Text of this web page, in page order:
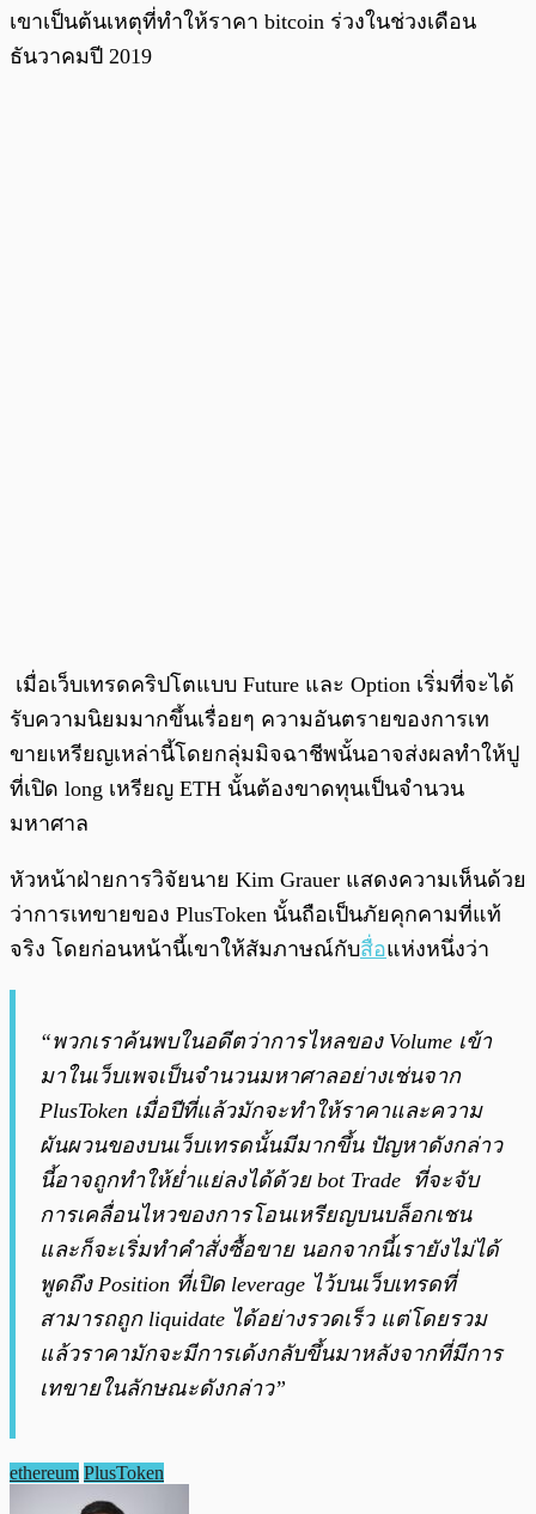
เขาเป็นต้นเหตุที่ทำให้ราคา bitcoin ร่วงในช่วงเดือน
ธันวาคมปี 2019
เมื่อเว็บเทรดคริปโตแบบ Future และ Option เริ่มที่จะได้
รับความนิยมมากขึ้นเรื่อยๆ ความอันตรายของการเท
ขายเหรียญเหล่านี้โดยกลุ่มมิจฉาชีพนั้นอาจส่งผลทำให้ปู
ที่เปิด long เหรียญ ETH นั้นต้องขาดทุนเป็นจำนวน
มหาศาล
หัวหน้าฝ่ายการวิจัยนาย Kim Grauer แสดงความเห็นด้วย
ว่าการเทขายของ PlusToken นั้นถือเป็นภัยคุกคามที่แท้
จริง โดยก่อนหน้านี้เขาให้สัมภาษณ์กับสื่อแห่งหนึ่งว่า
“พวกเราค้นพบในอดีตว่าการไหลของ Volume เข้า
มาในเว็บเพจเป็นจำนวนมหาศาลอย่างเช่นจาก
PlusToken เมื่อปีที่แล้วมักจะทำให้ราคาและความ
ผันผวนของบนเว็บเทรดนั้นมีมากขึ้น ปัญหาดังกล่าว
นี้อาจถูกทำให้ย่ำแย่ลงได้ด้วย bot Trade ที่จะจับ
การเคลื่อนไหวของการโอนเหรียญบนบล็อกเชน
และก็จะเริ่มทำคำสั่งซื้อขาย นอกจากนี้เรายังไม่ได้
พูดถึง Position ที่เปิด leverage ไว้บนเว็บเทรดที่
สามารถถูก liquidate ได้อย่างรวดเร็ว แต่โดยรวม
แล้วราคามักจะมีการเด้งกลับขึ้นมาหลังจากที่มีการ
เทขายในลักษณะดังกล่าว”
ethereum PlusToken